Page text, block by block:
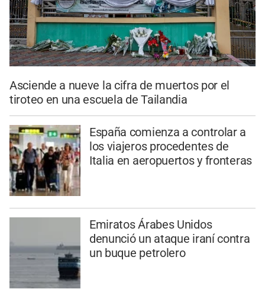
Asciende a nueve la cifra de muertos por el
tiroteo en una escuela de Tailandia
España comienza a controlar a
los viajeros procedentes de
Italia en aeropuertos y fronteras
Emiratos Árabes Unidos
denunció un ataque iraní contra
un buque petrolero